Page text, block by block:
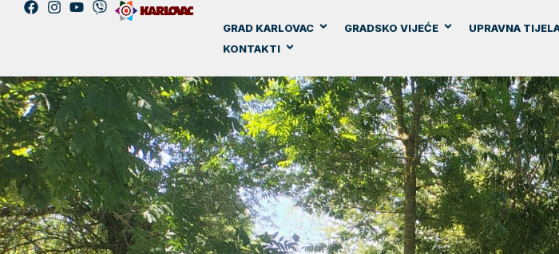
GRAD KARLOVAC GRADSKO VIJEĆE UPRAVNA
KONTAKTI